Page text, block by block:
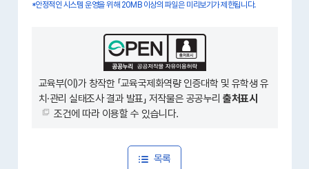
*안정적인 시스템 운영을 위해 20MB 이상의 파일은 미리보기가 제한됩니다.
교육부(이)가 창작한 「교육국제화역량 인증대학 및 유학생 유
치·관리 실태조사 결과 발표」 저작물은 공공누리출처표시
조건에 따라 이용할 수 있습니다.
목록